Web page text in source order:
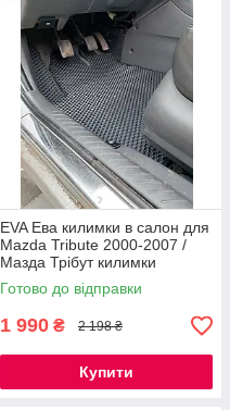
EVA Ева килимки в салон для
Mazda Tribute 2000-2007 /
Мазда Трібут килимки
Готово до відправки
1 990 ₴ 2 198 ₴
Купити